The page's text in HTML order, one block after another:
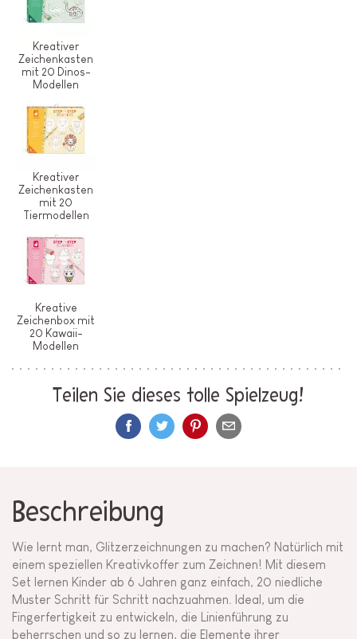
Kreativer
Zeichenkasten
mit 20 Dinos-
Modellen
Kreativer
Zeichenkasten
mit 20
Tiermodellen
Kreative
Zeichenbox mit
20 Kawaii-
Modellen
Teilen Sie dieses tolle Spielzeug!
Beschreibung
Wie lernt man, Glitzerzeichnungen zu machen? Natürlich mit
einem speziellen Kreativkoffer zum Zeichnen! Mit diesem
Set lernen Kinder ab 6 Jahren ganz einfach, 20 niedliche
Muster Schritt für Schritt nachzuahmen. Ideal, um die
Fingerfertigkeit zu entwickeln, die Linienführung zu
beherrschen und so zu lernen, die Elemente ihrer